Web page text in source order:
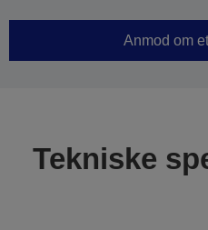
Anmod om
Tekniske